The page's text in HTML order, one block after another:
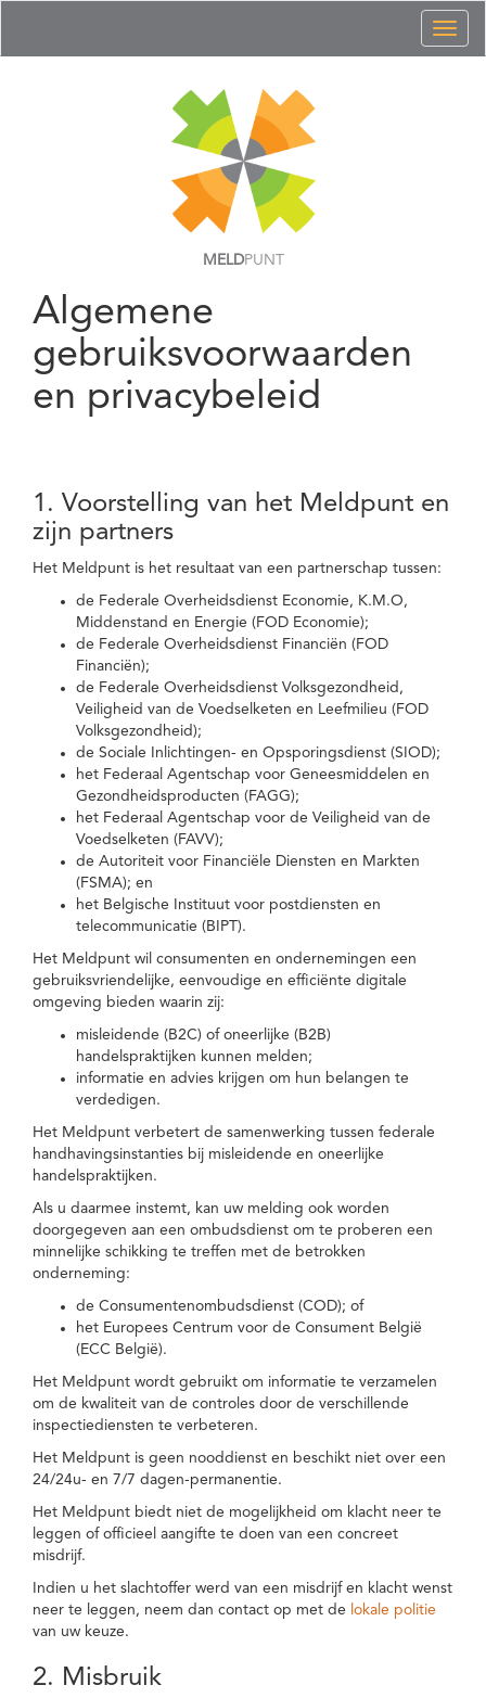
MELDPUNT
Algemene
gebruiksvoorwaarden
en privacybeleid
1. Voorstelling van het Meldpunt en
zijn partners
Het Meldpunt is het resultaat van een partnerschap tussen:
de Federale Overheidsdienst Economie, K.M.O,
Middenstand en Energie (FOD Economie);
de Federale Overheidsdienst Financiën (FOD
Financiën);
de Federale Overheidsdienst Volksgezondheid,
Veiligheid van de Voedselketen en Leefmilieu (FOD
Volksgezondheid);
de Sociale Inlichtingen- en Opsporingsdienst (SIOD);
het Federaal Agentschap voor Geneesmiddelen en
Gezondheidsproducten (FAGG);
het Federaal Agentschap voor de Veiligheid van de
Voedselketen (FAVV);
de Autoriteit voor Financiële Diensten en Markten
(FSMA); en
het Belgische Instituut voor postdiensten en
telecommunicatie (BIPT).
Het Meldpunt wil consumenten en ondernemingen een
gebruiksvriendelijke, eenvoudige en efficiënte digitale
omgeving bieden waarin zij:
misleidende (B2C) of oneerlijke (B2B)
handelspraktijken kunnen melden;
informatie en advies krijgen om hun belangen te
verdedigen.
Het Meldpunt verbetert de samenwerking tussen federale
handhavingsinstanties bij misleidende en oneerlijke
handelspraktijken.
Als u daarmee instemt, kan uw melding ook worden
doorgegeven aan een ombudsdienst om te proberen een
minnelijke schikking te treffen met de betrokken
onderneming:
de Consumentenombudsdienst (COD); of
het Europees Centrum voor de Consument België
(ECC België).
Het Meldpunt wordt gebruikt om informatie te verzamelen
om de kwaliteit van de controles door de verschillende
inspectiediensten te verbeteren.
Het Meldpunt is geen nooddienst en beschikt niet over een
24/24u- en 7/7 dagen-permanentie.
Het Meldpunt biedt niet de mogelijkheid om klacht neer te
leggen of officieel aangifte te doen van een concreet
misdrijf.
Indien u het slachtoffer werd van een misdrijf en klacht wenst
neer te leggen, neem dan contact op met de lokale politie
van uw keuze.
2. Misbruik